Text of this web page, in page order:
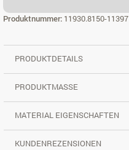
Produktnummer: 11930.8150-11397
PRODUKTDETAILS
PRODUKTMASSE
MATERIAL EIGENSCHAFTEN
KUNDENREZENSIONEN